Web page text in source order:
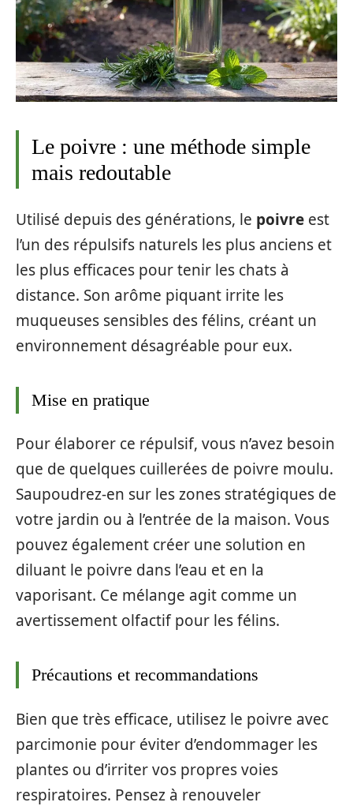
Le poivre : une méthode simple
mais redoutable
Utilisé depuis des générations, le poivre est
l’un des répulsifs naturels les plus anciens et
les plus efficaces pour tenir les chats à
distance. Son arôme piquant irrite les
muqueuses sensibles des félins, créant un
environnement désagréable pour eux.
Mise en pratique
Pour élaborer ce répulsif, vous n’avez besoin
que de quelques cuillerées de poivre moulu.
Saupoudrez-en sur les zones stratégiques de
votre jardin ou à l’entrée de la maison. Vous
pouvez également créer une solution en
diluant le poivre dans l’eau et en la
vaporisant. Ce mélange agit comme un
avertissement olfactif pour les félins.
Précautions et recommandations
Bien que très efficace, utilisez le poivre avec
parcimonie pour éviter d’endommager les
plantes ou d’irriter vos propres voies
respiratoires. Pensez à renouveler